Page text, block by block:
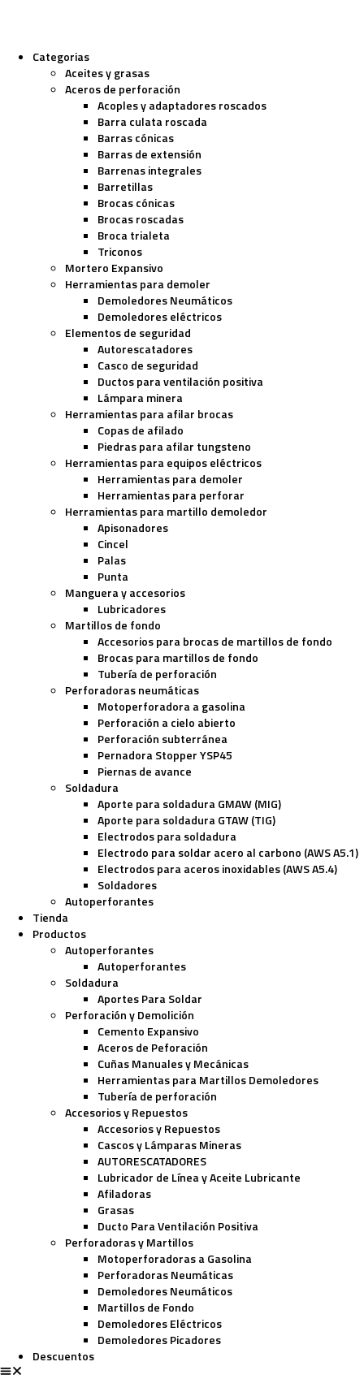
Categorias
Aceites y grasas
Aceros de perforación
Acoples y adaptadores roscados
Barra culata roscada
Barras cónicas
Barras de extensión
Barrenas integrales
Barretillas
Brocas cónicas
Brocas roscadas
Broca trialeta
Triconos
Mortero Expansivo
Herramientas para demoler
Demoledores Neumáticos
Demoledores eléctricos
Elementos de seguridad
Autorescatadores
Casco de seguridad
Ductos para ventilación positiva
Lámpara minera
Herramientas para afilar brocas
Copas de afilado
Piedras para afilar tungsteno
Herramientas para equipos eléctricos
Herramientas para demoler
Herramientas para perforar
Herramientas para martillo demoledor
Apisonadores
Cincel
Palas
Punta
Manguera y accesorios
Lubricadores
Martillos de fondo
Accesorios para brocas de martillos de fondo
Brocas para martillos de fondo
Tubería de perforación
Perforadoras neumáticas
Motoperforadora a gasolina
Perforación a cielo abierto
Perforación subterránea
Pernadora Stopper YSP45
Piernas de avance
Soldadura
Aporte para soldadura GMAW (MIG)
Aporte para soldadura GTAW (TIG)
Electrodos para soldadura
Electrodo para soldar acero al carbono (AWS A5.1)
Electrodos para aceros inoxidables (AWS A5.4)
Soldadores
Autoperforantes
Tienda
Productos
Autoperforantes
Autoperforantes
Soldadura
Aportes Para Soldar
Perforación y Demolición
Cemento Expansivo
Aceros de Peforación
Cuñas Manuales y Mecánicas
Herramientas para Martillos Demoledores
Tubería de perforación
Accesorios y Repuestos
Accesorios y Repuestos
Cascos y Lámparas Mineras
AUTORESCATADORES
Lubricador de Línea y Aceite Lubricante
Afiladoras
Grasas
Ducto Para Ventilación Positiva
Perforadoras y Martillos
Motoperforadoras a Gasolina
Perforadoras Neumáticas
Demoledores Neumáticos
Martillos de Fondo
Demoledores Eléctricos
Demoledores Picadores
Descuentos